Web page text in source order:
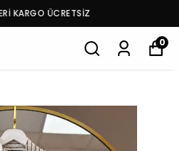
KARGO ÜCRETSİZ
0